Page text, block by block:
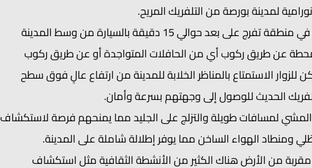
لمدينة بورصة من التلفريك المريح.
تقع أول محطة انطلاق للتلفريك في بورصة في منطقة تفرج على بعد حوالي 15 دقيقة بالسيارة من وسط المدينة
عن طريق ركوب أي من الحافلات المتواجدة أو عن طريق ركوب
الاستمتاع بالمناظر الخلابة للمدينة من ارتفاع عالٍ فوق سطح
الحديث للوصول إلى وجهتهم بسرعة وأمان.
لمسافات طويلة والتزلج على الجليد مما يمنحهم فرصة لاستكشاف
ومنطاد الهواء الساخن مما يوفر إطلالة شاملة على المدينة.
مقربة من الأرض هناك الكثير من الأنشطة الثقافية مثل استكشاف